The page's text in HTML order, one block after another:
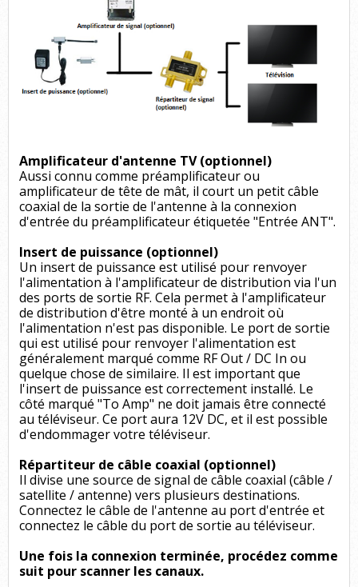
Amplificateur d'antenne TV (optionnel)
Aussi connu comme préamplificateur ou
amplificateur de tête de mât, il court un petit câble
coaxial de la sortie de l'antenne à la connexion
d'entrée du préamplificateur étiquetée "Entrée ANT".
Insert de puissance (optionnel)
Un insert de puissance est utilisé pour renvoyer
l'alimentation à l'amplificateur de distribution via l'un
des ports de sortie RF. Cela permet à l'amplificateur
de distribution d'être monté à un endroit où
l'alimentation n'est pas disponible. Le port de sortie
qui est utilisé pour renvoyer l'alimentation est
généralement marqué comme RF Out / DC In ou
quelque chose de similaire. Il est important que
l'insert de puissance est correctement installé. Le
côté marqué "To Amp" ne doit jamais être connecté
au téléviseur. Ce port aura 12V DC, et il est possible
d'endommager votre téléviseur.
Répartiteur de câble coaxial (optionnel)
Il divise une source de signal de câble coaxial (câble /
satellite / antenne) vers plusieurs destinations.
Connectez le câble de l'antenne au port d'entrée et
connectez le câble du port de sortie au téléviseur.
Une fois la connexion terminée, procédez comme
suit pour scanner les canaux.